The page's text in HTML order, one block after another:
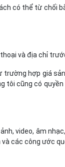
có thể từ chối
và địa chỉ
hợp giá
tôi cũng có
video, âm
các công ước